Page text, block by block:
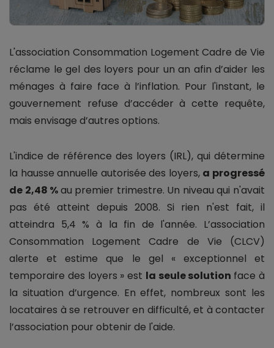
L'association Consommation Logement Cadre de Vie
réclame le gel des loyers pour un an afin d’aider les
ménages à faire face à l’inflation. Pour l'instant, le
gouvernement refuse d’accéder à cette requête,
mais envisage d’autres options.
L'indice de référence des loyers (IRL), qui détermine
la hausse annuelle autorisée des loyers, a progressé
de 2,48 %au premier trimestre. Un niveau qui n'avait
pas été atteint depuis 2008. Si rien n'est fait, il
atteindra 5,4 % à la fin de l'année. L’association
Consommation Logement Cadre de Vie (CLCV)
alerte et estime que le gel « exceptionnel et
temporaire des loyers » est la seule solution face à
la situation d’urgence. En effet, nombreux sont les
locataires à se retrouver en difficulté, et à contacter
l’association pour obtenir de l'aide.